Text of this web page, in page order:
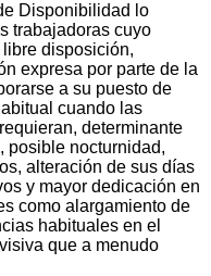
Disponibilidad lo
trabajadoras cuyo
disposición,
expresa por parte de la
a su puesto de
cuando las
determinante
posible nocturnidad,
alteración de sus días
y mayor dedicación en
como alargamiento de
habituales en el
que a menudo